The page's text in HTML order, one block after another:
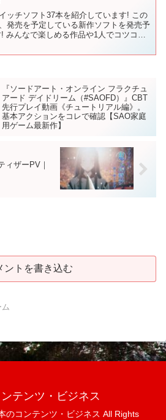
ッチソフト37本を紹介しています! この
発売を予定している新作ソフトを発売予
みんなで楽しめる作品や1人でコツコツ
『ソードアート・オンライン フラクチュ
アード デイドリーム（#SAOFD）』CBT
先行プレイ動画《チュートリアル編》。
基本アクションをコレで確認【SAO家庭
用ゲーム最新作】
ィザーPV｜
ントを書き込む
ム
テンツ・ビジネス
のコンテンツ・ビジネス All Rights